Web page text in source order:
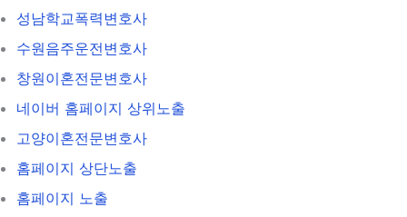
성남학교폭력변호사
수원음주운전변호사
창원이혼전문변호사
네이버 홈페이지 상위노출
고양이혼전문변호사
홈페이지 상단노출
홈페이지 노출